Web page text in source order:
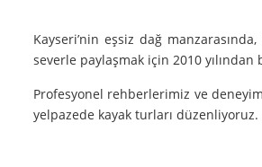
Kayseri’nin eşsiz dağ
severle paylaşmak için 2010
Profesyonel rehberlerimiz ve
yelpazede kayak turları